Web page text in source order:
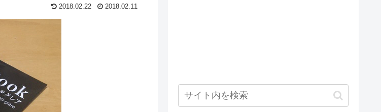
2018.02.22 2018.02.11